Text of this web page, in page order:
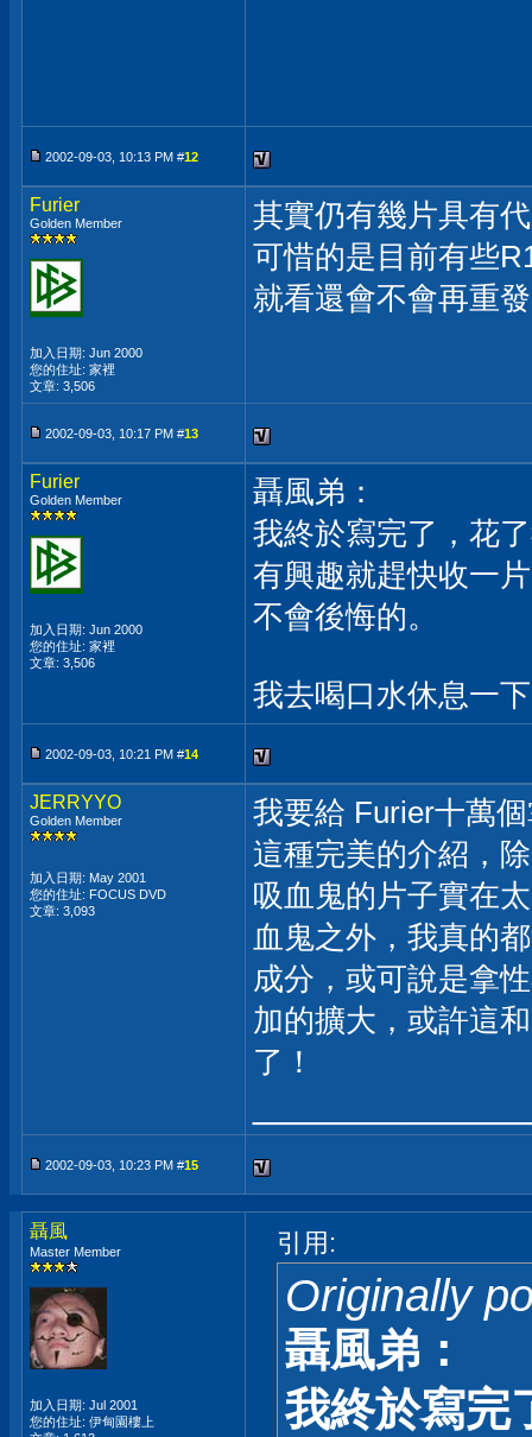
2002-09-03, 10:13 PM #12
Furier
Golden Member
加入日期: Jun 2000
您的住址: 家裡
文章: 3,506
其實仍有幾片具有
可惜的是目前有些
就看還會不會再重
2002-09-03, 10:17 PM #13
Furier
Golden Member
加入日期: Jun 2000
您的住址: 家裡
文章: 3,506
聶風弟：
我終於寫完了，花
有興趣就趕快收一
不會後悔的。
我去喝口水休息一
2002-09-03, 10:21 PM #14
JERRYYO
Golden Member
加入日期: May 2001
您的住址: FOCUS DVD
文章: 3,093
我要給 Furier十萬
這種完美的介紹，
吸血鬼的片子實在
血鬼之外，我真的
成分，或可說是拿
加的擴大，或許這
了！
2002-09-03, 10:23 PM #15
聶風
Master Member
加入日期: Jul 2001
您的住址: 伊甸園樓上
引用:
Originally
聶風弟：
我終於寫完